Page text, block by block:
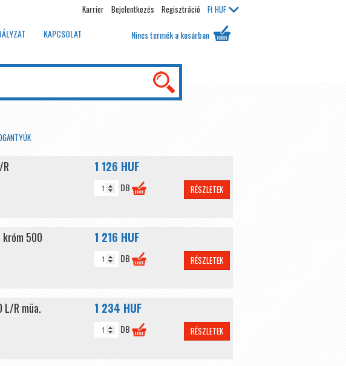
Karrier Bejelentkezés Regisztráció FtHUF
KAPCSOLAT Nincs termék a kosárban
1 126 HUF
DB RÉSZLETEK
500 1 216 HUF
DB RÉSZLETEK
R müa. 1 234 HUF
DB RÉSZLETEK